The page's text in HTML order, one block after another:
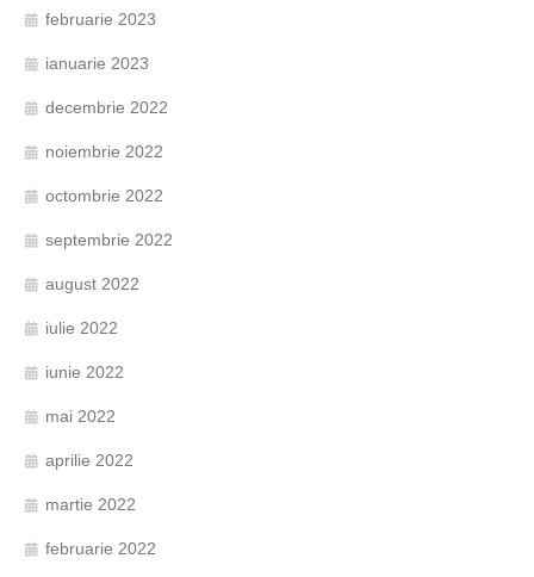
februarie 2023
ianuarie 2023
decembrie 2022
noiembrie 2022
octombrie 2022
septembrie 2022
august 2022
iulie 2022
iunie 2022
mai 2022
aprilie 2022
martie 2022
februarie 2022